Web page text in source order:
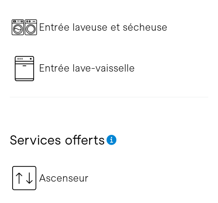
Entrée laveuse et sécheuse
Entrée lave-vaisselle
Services offerts
Ascenseur